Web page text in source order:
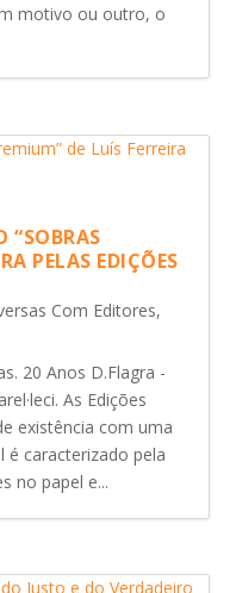
motivo ou outro, o
“SOBRAS
PELAS EDIÇÕES
Com Editores,
20 Anos D.Flagra -
As Edições
existência com uma
é caracterizado pela
no papel e...